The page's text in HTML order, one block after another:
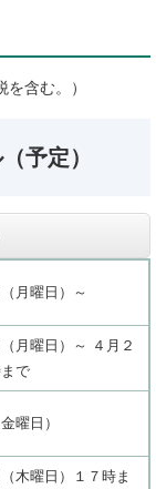
含む。）
予定）
月曜日）～
月曜日）～ ４月２
で
曜日）
木曜日）１７時ま